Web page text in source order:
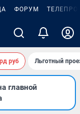
ФОРУМ
руб Льготный
главной